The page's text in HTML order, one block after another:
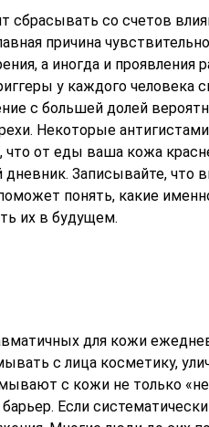
сбрасывать со счетов
причина
а иногда и проявления
у каждого человека
с большей долей
Некоторые
от еды ваша кожа
Записывайте, что
понять, какие
их в будущем.
для кожи
с лица косметику,
с кожи не только
Если